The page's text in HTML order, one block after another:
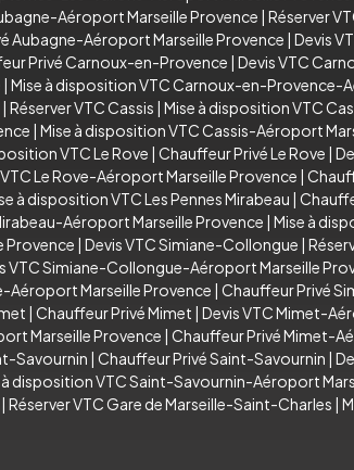
Aéroport Marseille Provence | Réserver
Aubagne-Aéroport Marseille Provence | Devis
Privé Carnoux-en-Provence | Devis VTC
| Mise à disposition VTC Carnoux-en-Provence-
| Réserver VTC Cassis | Mise à disposition VTC
| Mise à disposition VTC Cassis-Aéroport
VTC Le Rove | Chauffeur Privé Le Rove |
Le Rove-Aéroport Marseille Provence |
à disposition VTC Les Pennes Mirabeau |
Aéroport Marseille Provence | Mise à
Provence | Devis VTC Simiane-Collongue |
VTC Simiane-Collongue-Aéroport Marseille
Aéroport Marseille Provence | Chauffeur Privé
| Chauffeur Privé Mimet | Devis VTC Mimet-
Marseille Provence | Chauffeur Privé Mimet-
Savournin | Chauffeur Privé Saint-Savournin |
à disposition VTC Saint-Savournin-Aéroport
| Réserver VTC Gare de Marseille-Saint-Charles |